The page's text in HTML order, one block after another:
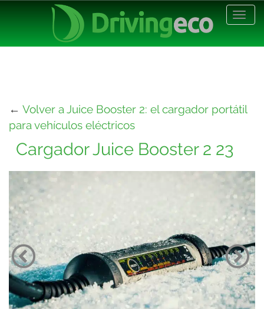
← Volver a Juice Booster 2: el cargador portátil
para vehículos eléctricos
Cargador Juice Booster 2 23